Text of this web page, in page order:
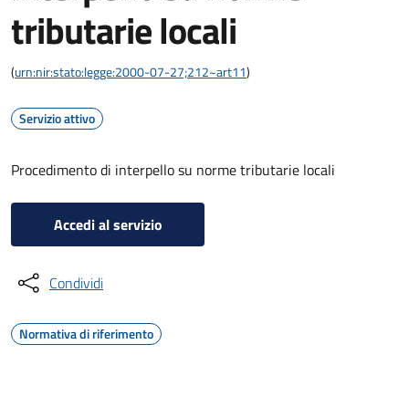
tributarie locali
(urn:nir:stato:legge:2000-07-27;212~art11)
Servizio attivo
Procedimento di interpello su norme tributarie locali
Accedi al servizio
Condividi
Normativa di riferimento